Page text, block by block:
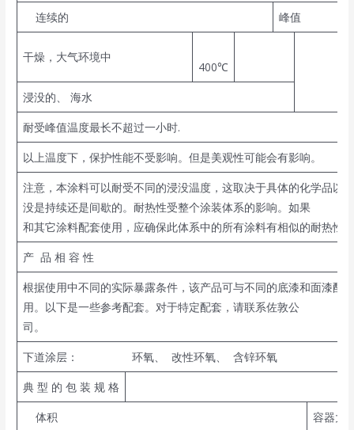
连续的
峰值
干燥，大气环境中
400℃
浸没的、 海水
耐受峰值温度最长不超过一小时.
以上温度下，保护性能不受影响。但是美观性可能会有影响。
注意，本涂料可以耐受不同的浸没温度，这取决于具体的化学品以
没是持续还是间歇的。耐热性受整个涂装体系的影响。如果
和其它涂料配套使用，应确保此体系中的所有涂料有相似的耐热性。
产 品 相 容 性
根据使用中不同的实际暴露条件，该产品可与不同的底漆和面漆配
用。以下是一些参考配套。对于特定配套，请联系佐敦公
司。
下道涂层： 环氧、 改性环氧、 含锌环氧
典 型 的 包 装 规 格
体积
容器大